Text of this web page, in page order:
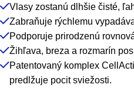
4,7
z
5
hviezdičiek.
Vlasy zostanú dlhšie čisté,
Zabraňuje rýchlemu
Podporuje prirodzenú
Žihľava, breza a rozmarín
Patentovaný komplex
predlžuje pocit sviežosti.